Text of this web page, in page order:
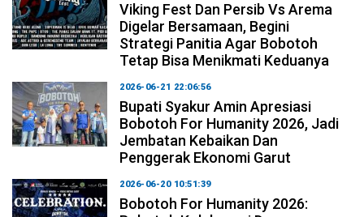
Viking Fest Dan Persib Vs Arema
Digelar Bersamaan, Begini
Strategi Panitia Agar Bobotoh
Tetap Bisa Menikmati Keduanya
2026-06-21 22:06:56
Bupati Syakur Amin Apresiasi
Bobotoh For Humanity 2026, Jadi
Jembatan Kebaikan Dan
Penggerak Ekonomi Garut
2026-06-20 10:51:39
Bobotoh For Humanity 2026: